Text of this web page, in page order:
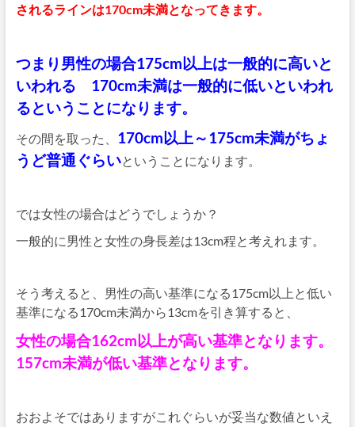
されるラインは170cm未満となってきます。
つまり男性の場合175cm以上は一般的に高いと
いわれる 170cm未満は一般的に低いといわれ
るということになります。
その間を取った、 170cm以上～175cm未満がちょ
うど普通ぐらいということになります。
では女性の場合はどうでしょうか？
一般的に男性と女性の身長差は13cm程と考えれます。
そう考えると、男性の高い基準になる175cm以上と低い
基準になる170cm未満から13cmを引き算すると、
女性の場合162cm以上が高い基準となります。
157cm未満が低い基準となります。
おおよそではありますがこれぐらいが妥当な数値といえ